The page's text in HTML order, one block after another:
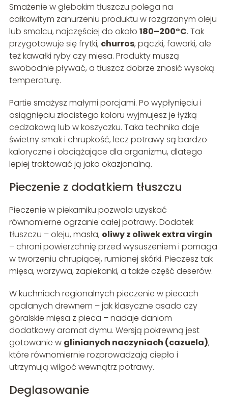
Smażenie w głębokim tłuszczu polega na
całkowitym zanurzeniu produktu w rozgrzanym oleju
lub smalcu, najczęściej do około 180–200°C. Tak
przygotowuje się frytki, churros, pączki, faworki, ale
też kawałki ryby czy mięsa. Produkty muszą
swobodnie pływać, a tłuszcz dobrze znosić wysoką
temperaturę.
Partie smażysz małymi porcjami. Po wypłynięciu i
osiągnięciu złocistego koloru wyjmujesz je łyżką
cedzakową lub w koszyczku. Taka technika daje
świetny smak i chrupkość, lecz potrawy są bardzo
kaloryczne i obciążające dla organizmu, dlatego
lepiej traktować ją jako okazjonalną.
Pieczenie z dodatkiem tłuszczu
Pieczenie w piekarniku pozwala uzyskać
równomierne ogrzanie całej potrawy. Dodatek
tłuszczu – oleju, masła, oliwy z oliwek extra virgin
– chroni powierzchnię przed wysuszeniem i pomaga
w tworzeniu chrupiącej, rumianej skórki. Pieczesz tak
mięsa, warzywa, zapiekanki, a także część deserów.
W kuchniach regionalnych pieczenie w piecach
opalanych drewnem – jak klasyczne asado czy
góralskie mięsa z pieca – nadaje daniom
dodatkowy aromat dymu. Wersją pokrewną jest
gotowanie w glinianych naczyniach (cazuela),
które równomiernie rozprowadzają ciepło i
utrzymują wilgoć wewnątrz potrawy.
Deglasowanie